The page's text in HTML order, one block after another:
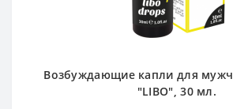
Возбуждающие капли для
"LIBO", 30 мл.